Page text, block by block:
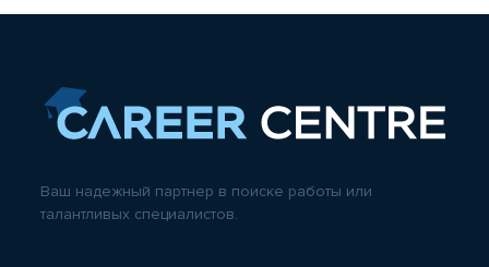
Ваш надежный партнер в поиске работы или
талантливых специалистов.